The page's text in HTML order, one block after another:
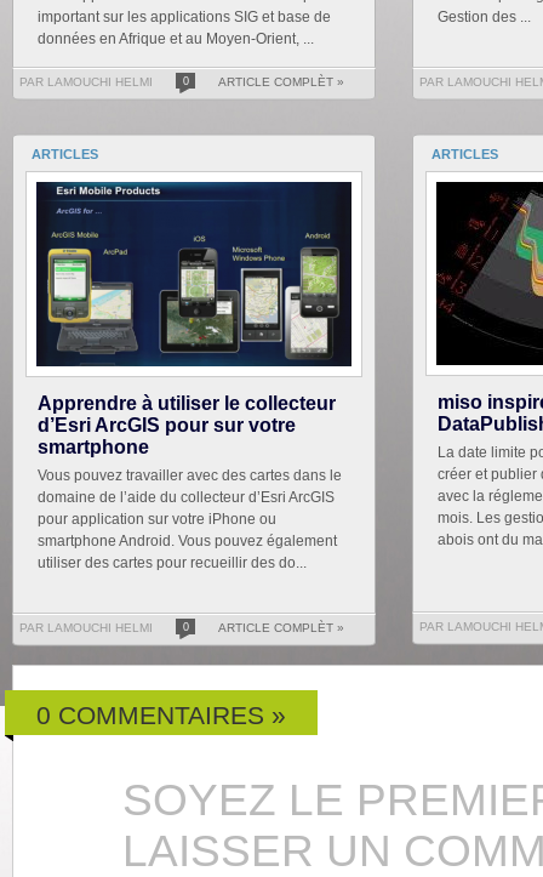
important sur les applications SIG et base de
données en Afrique et au Moyen-Orient, ...
PAR LAMOUCHI HELMI 0 ARTICLE COMPLÈT »
Gestion des ...
PAR LAMOUCHI
ARTICLES
Apprendre à utiliser le collecteur
d’Esri ArcGIS pour sur votre
smartphone
Vous pouvez travailler avec des cartes dans le
domaine de l’aide du collecteur d’Esri ArcGIS
pour application sur votre iPhone ou
smartphone Android. Vous pouvez également
utiliser des cartes pour recueillir des do...
PAR LAMOUCHI HELMI 0 ARTICLE COMPLÈT »
ARTICLES
miso
La date limite
créer et publier
avec la
mois. Les
abois ont du
PAR LAMOUCHI
0 COMMENTAIRES »
SOYEZ LE
LAISSER UN